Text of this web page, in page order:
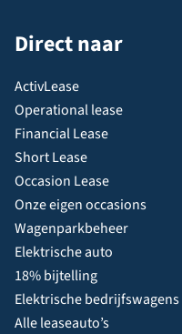
Direct naar
ActivLease
Operational lease
Financial Lease
Short Lease
Occasion Lease
Onze eigen occasions
Wagenparkbeheer
Elektrische auto
18% bijtelling
Elektrische bedrijfswagens
Alle leaseauto’s